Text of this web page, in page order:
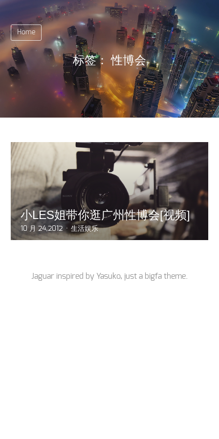
Home
标签：性博会
小LES姐带你逛广州性博会[视频]
10 月 24,2012 生活娱乐
Jaguar inspired by Yasuko, just a bigfa theme.